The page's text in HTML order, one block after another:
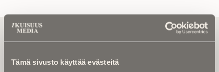
Tämä sivusto käyttää evästeitä
Tilaa uutiskirje - Pääset heti parhaiden
artikkelien pariin!
Kirjoita alle sähköpostiosoitteesi niin saat kaksi kertaa